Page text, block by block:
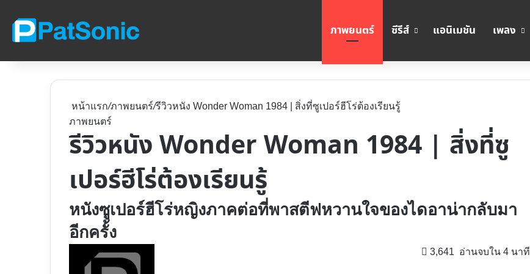
ภาพยนตร์ ซีรีส์ แอนิเมชัน เพลง
หน้าแรก/ภาพยนตร์/รีวิวหนัง Wonder Woman 1984 | สิ่งที่ซูเปอร์ฮีโร่ต้องเรียนรู้
ภาพยนตร์
รีวิวหนัง Wonder Woman 1984 | สิ่งที่ซู
เปอร์ฮีโร่ต้องเรียนรู้
หนังซูเปอร์ฮีโร่หญิงภาคต่อที่พาสตีฟหวานใจของไดอาน่ากลับมา
อีกครั้ง
3,641 อ่านจบใน 4 นาที